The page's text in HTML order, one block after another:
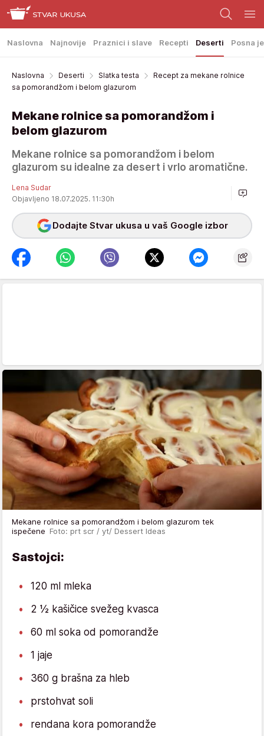
Naslovna Najnovije Praznici i slave Recepti Deserti Posna
Naslovna Deserti Slatka testa
Recept za mekane rolnice
sa pomorandžom i belom glazurom
Mekane rolnice sa pomorandžom i
belom glazurom
Mekane rolnice sa pomorandžom i belom
glazurom su idealne za desert i vrlo aromatične.
Lena Sudar
Objavljeno 18.07.2025. 11:30h
Dodajte Stvar ukusa u vaš Google izbor
Mekane rolnice sa pomorandžom i belom glazurom tek
ispečene Foto: prt scr / yt/ Dessert Ideas
Sastojci:
120 ml mleka
2 ½ kašičice svežeg kvasca
60 ml soka od pomorandže
1 jaje
360 g brašna za hleb
prstohvat soli
rendana kora pomorandže